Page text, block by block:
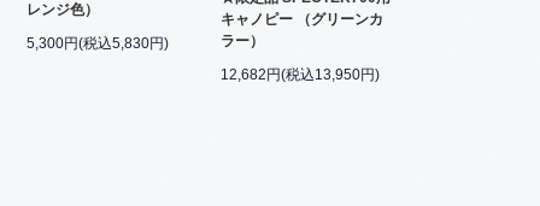
レンジ色）
5,300円(税込5,830円)
キャノピー （グリーンカ
ラー）
12,682円(税込13,950円)